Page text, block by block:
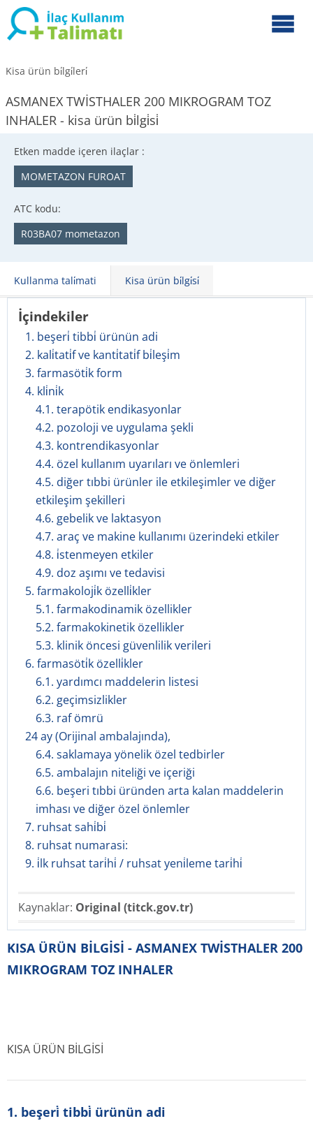
Kisa ürün bi̇lgi̇leri̇
ASMANEX TWİSTHALER 200 MIKROGRAM TOZ
INHALER - kisa ürün bi̇lgi̇si̇
Etken madde içeren ilaçlar :
MOMETAZON FUROAT
ATC kodu:
R03BA07 mometazon
Kullanma tali̇mati Kisa ürün bi̇lgi̇si̇
İçindekiler
1. beşeri̇ tibbi̇ ürünün adi
2. kali̇tati̇f ve kanti̇tati̇f bi̇leşi̇m
3. farmasöti̇k form
4. kli̇ni̇k
4.1. terapötik endikasyonlar
4.2. pozoloji ve uygulama şekli
4.3. kontrendikasyonlar
4.4. özel kullanım uyarıları ve önlemleri
4.5. diğer tıbbi ürünler ile etkileşimler ve diğer
etkileşim şekilleri
4.6. gebelik ve laktasyon
4.7. araç ve makine kullanımı üzerindeki etkiler
4.8. i̇stenmeyen etkiler
4.9. doz aşımı ve tedavisi
5. farmakoloji̇k özelli̇kler
5.1. farmakodinamik özellikler
5.2. farmakokinetik özellikler
5.3. klinik öncesi güvenlilik verileri
6. farmasöti̇k özelli̇kler
6.1. yardımcı maddelerin listesi
6.2. geçimsizlikler
6.3. raf ömrü
24 ay (Orijinal ambalajında),
6.4. saklamaya yönelik özel tedbirler
6.5. ambalajın niteliği ve içeriği
6.6. beşeri tıbbi üründen arta kalan maddelerin
imhası ve diğer özel önlemler
7. ruhsat sahi̇bi̇
8. ruhsat numarasi:
9. i̇lk ruhsat tari̇hi̇ / ruhsat yeni̇leme tari̇hi̇
Kaynaklar: Original (titck.gov.tr)
KISA ÜRÜN BİLGİSİ - ASMANEX TWİSTHALER 200
MIKROGRAM TOZ INHALER
KISA ÜRÜN BİLGİSİ
1. beşeri̇ tibbi̇ ürünün adi